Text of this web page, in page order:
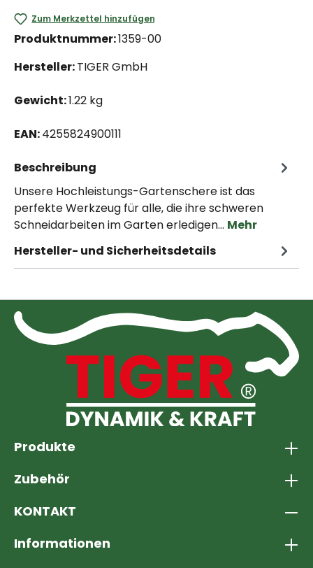
Zum Merkzettel hinzufügen
Produktnummer:1359-00
Hersteller:TIGER GmbH
Gewicht:1.22 kg
EAN:4255824900111
Beschreibung
Unsere Hochleistungs-Gartenschere ist das
perfekte Werkzeug für alle, die ihre schweren
Schneidarbeiten im Garten erledigen… Mehr
Hersteller- und Sicherheitsdetails
Produkte
Zubehör
KONTAKT
Informationen